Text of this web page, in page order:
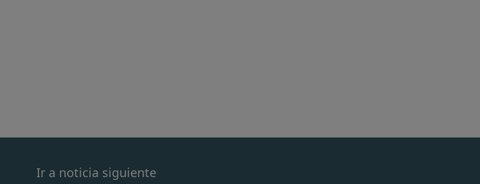
Ir a noticia siguiente